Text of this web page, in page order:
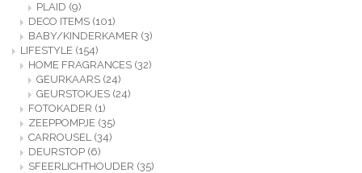
PLAID (9)
DECO ITEMS (101)
BABY/KINDERKAMER (3)
LIFESTYLE (154)
HOME FRAGRANCES (32)
GEURKAARS (24)
GEURSTOKJES (24)
FOTOKADER (1)
ZEEPPOMPJE (35)
CARROUSEL (34)
DEURSTOP (6)
SFEERLICHTHOUDER (35)